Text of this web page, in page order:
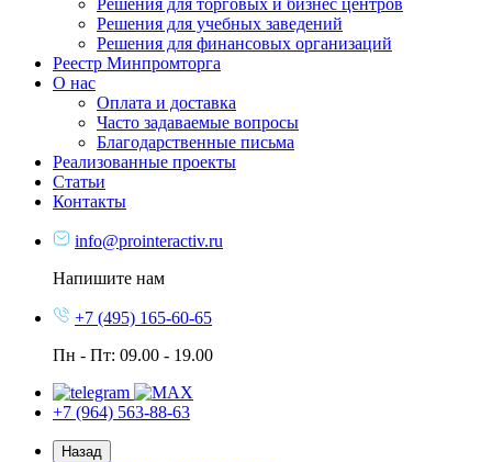
Решения для торговых и бизнес центров
Решения для учебных заведений
Решения для финансовых организаций
Реестр Минпромторга
О нас
Оплата и доставка
Часто задаваемые вопросы
Благодарственные письма
Реализованные проекты
Статьи
Контакты
info@prointeractiv.ru
Напишите нам
+7 (495) 165-60-65
Пн - Пт: 09.00 - 19.00
+7 (964) 563-88-63
Назад